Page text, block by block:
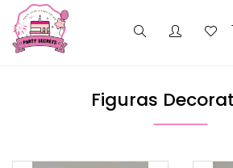
Figuras